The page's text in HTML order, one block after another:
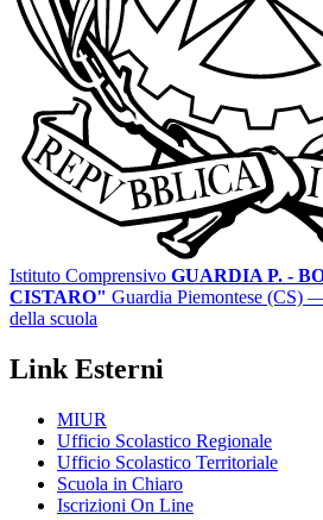
Istituto Comprensivo GUARDIA P. -
CISTARO" Guardia Piemontese (CS) —
della scuola
Link Esterni
MIUR
Ufficio Scolastico Regionale
Ufficio Scolastico Territoriale
Scuola in Chiaro
Iscrizioni On Line